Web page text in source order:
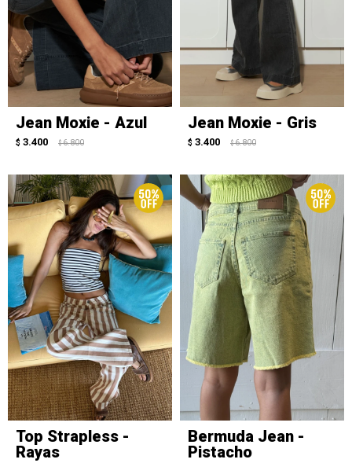
Jean Moxie - Azul
$ 3.400 $ 6.800
Jean Moxie - Gris
$ 3.400 $ 6.800
Top Strapless -
Rayas
Bermuda Jean -
Pistacho